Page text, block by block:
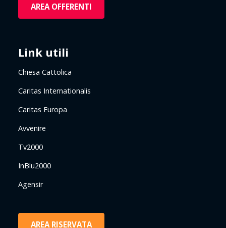
AREA OFFERENTI
Link utili
Chiesa Cattolica
Caritas Internationalis
Caritas Europa
Avvenire
Tv2000
InBlu2000
Agensir
AREA RISERVATA